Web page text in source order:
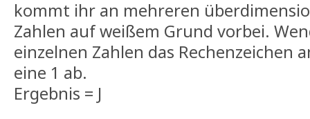
kommt ihr an mehreren
Zahlen auf weißem Grund vorbei.
einzelnen Zahlen das Rechenzeichen
eine 1 ab.
Ergebnis = J